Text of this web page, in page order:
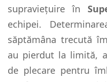
supraviețuire în
echipei.
săptămâna trecută
au pierdut la limită,
de plecare pentru